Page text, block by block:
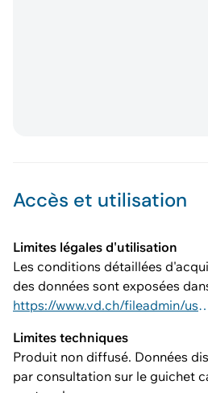
Accès et utilisation
Limites légales d'utilisation
Les conditions détaillées
des données sont exposées
https://www.vd.ch/fileadmin/
Limites techniques
Produit non diffusé. Données
par consultation sur le guichet